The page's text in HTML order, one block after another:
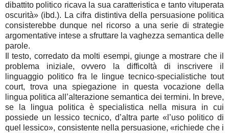
dibattito politico ricava la sua caratteristica e tanto vituperata
oscurità» (ibd.). La cifra distintiva della persuasione politica
consisterebbe dunque nel ricorso a una serie di strategie
argomentative intese a sfruttare la vaghezza semantica delle
parole.
Il testo, corredato da molti esempi, giunge a mostrare che il
problema iniziale, ovvero la difficoltà di inscrivere il
linguaggio politico fra le lingue tecnico-specialistiche tout
court, trova una spiegazione in questa vocazione della
lingua politica all’alterazione semantica dei termini. In breve,
se la lingua politica è specialistica nella misura in cui
possiede un lessico tecnico, d’altra parte «l’uso politico di
quel lessico», consistente nella persuasione, «richiede che i